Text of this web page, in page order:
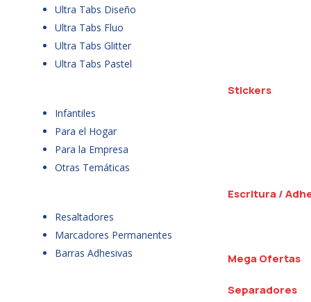
Ultra Tabs Diseño
Ultra Tabs Fluo
Ultra Tabs Glitter
Ultra Tabs Pastel
Stickers
Infantiles
Para el Hogar
Para la Empresa
Otras Temáticas
Escritura /
Resaltadores
Marcadores Permanentes
Barras Adhesivas
Mega Ofertas
Separadores